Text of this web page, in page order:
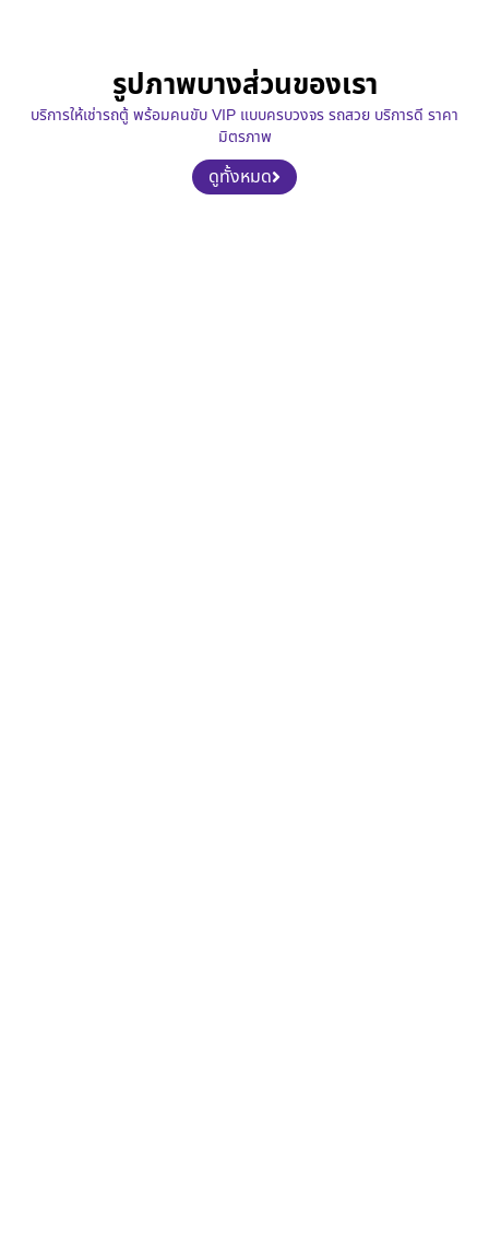
รูปภาพบางส่วนของเรา
บริการให้เช่ารถตู้ พร้อมคนขับ VIP แบบครบวงจร รถสวย บริการดี ราคา
มิตรภาพ
ดูทั้งหมด